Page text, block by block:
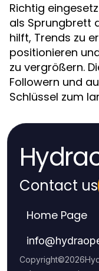
Richtig
als Sprungbrett
hilft, Trends zu
positionieren
zu vergrößern.
Followern und
Schlüssel zum
Contact us
Home Page
info@
Copyright©2026